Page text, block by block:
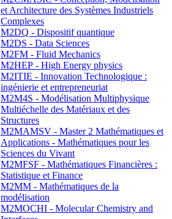
et Architecture des Systèmes Industriels
Complexes
M2DQ - Dispositif quantique
M2DS - Data Sciences
M2FM - Fluid Mechanics
M2HEP - High Energy physics
M2ITIE - Innovation Technologique :
ingénierie et entrepreneuriat
M2M4S - Modélisation Multiphysique
Multiéchelle des Matériaux et des
Structures
M2MAMSV - Master 2 Mathématiques et
Applications - Mathématiques pour les
Sciences du Vivant
M2MFSF - Mathématiques Financières :
Statistique et Finance
M2MM - Mathématiques de la
modélisation
M2MOCHI - Molecular Chemistry and